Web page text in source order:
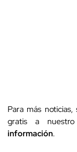
Para más
gratis a nuestro
información.